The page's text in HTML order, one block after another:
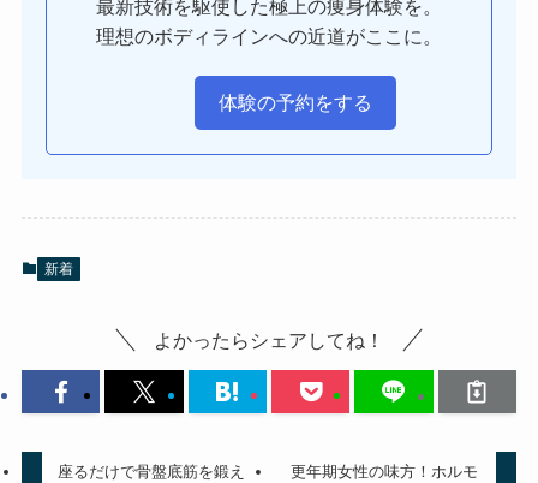
最新技術を駆使した極上の痩身体験を。
理想のボディラインへの近道がここに。
体験の予約をする
新着
よかったらシェアしてね！
座るだけで骨盤底筋を鍛え
更年期女性の味方！ホルモ